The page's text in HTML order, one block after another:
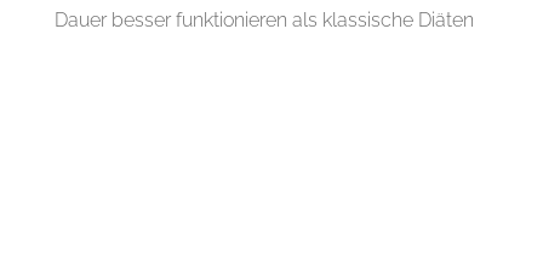
Dauer besser funktionieren als klassische Diäten